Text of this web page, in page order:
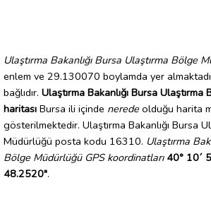
Ulaştırma Bakanlığı Bursa Ulaştırma Bölge
enlem ve 29.130070 boylamda yer
bağlıdır. Ulaştırma Bakanlığı Bursa
haritası Bursa ili içinde nerede olduğu harita
gösterilmektedir. Ulaştırma Bakanlığı Bursa
Müdürlüğü posta kodu 16310. Ulaştırma
Bölge Müdürlüğü GPS koordinatları 40° 10´
48.2520".